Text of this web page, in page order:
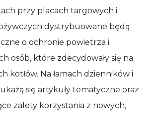
przy placach targowych i
dystrybuowane będą
o ochronie powietrza i
osób, które zdecydowały się na
kotłów. Na łamach dzienników i
się artykuły tematyczne oraz
zalety korzystania z nowych,